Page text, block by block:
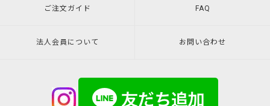
ご注文ガイド FAQ
法人会員について お問い合わせ